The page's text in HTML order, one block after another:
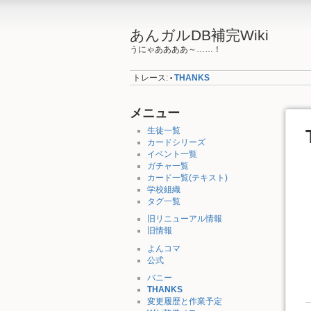
あんガルDB補完Wiki
うにゃああああ～……！
トレース: • THANKS
メニュー
生徒一覧
カードシリーズ
イベント一覧
ガチャ一覧
カード一覧(テキスト)
学校組織
タグ一覧
旧リニューアル情報
旧情報
よんコマ
公式
バニー
THANKS
変更履歴と作業予定